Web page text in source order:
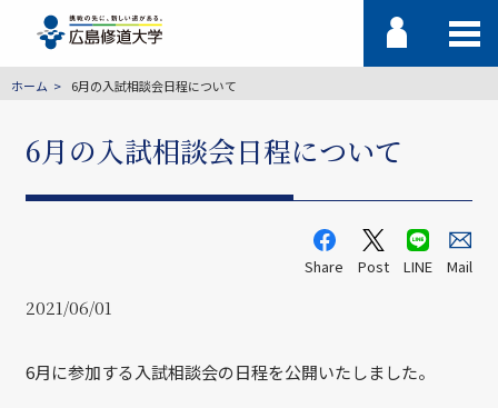
ホーム 6月の入試相談会日程について
6月の入試相談会日程について
Share Post LINE Mail
2021/06/01
6月に参加する入試相談会の日程を公開いたしました。